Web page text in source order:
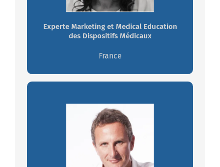
Experte Marketing et Medical Education
des Dispositifs Médicaux
France
Travaillez avec Anne France
Christophe POISSON
Créatif. A l'écoute. Persévérant.
Rigoureux